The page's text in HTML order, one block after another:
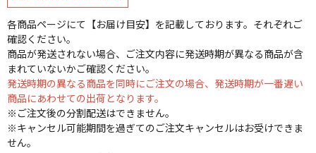
各商品ページにて【お届け目安】を記載しております。それぞれご
確認ください。
商品が発送されない場合、ご注文内容に発送時期が異なる商品が含
まれていないかご確認ください。
発送時期の異なる商品を同時にご注文の場合、発送時期が一番遅い
商品にあわせての出荷となります。
※ご注文後の分割配送はできません。
※キャンセル可能期間を過ぎてのご注文キャンセルはお受けできま
せん。